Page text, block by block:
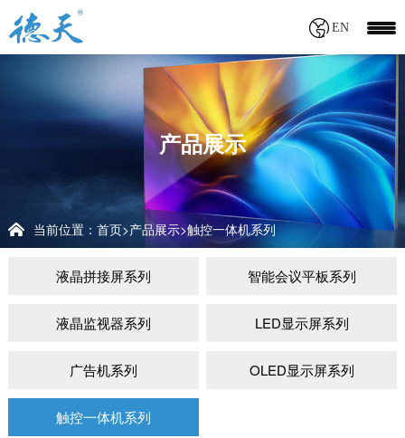
EN
产品展示
当前位置： 首页>产品展示>触控一体机系列
液晶拼接屏系列 智能会议平板系列
液晶监视器系列 LED显示屏系列
广告机系列 OLED显示屏系列
触控一体机系列